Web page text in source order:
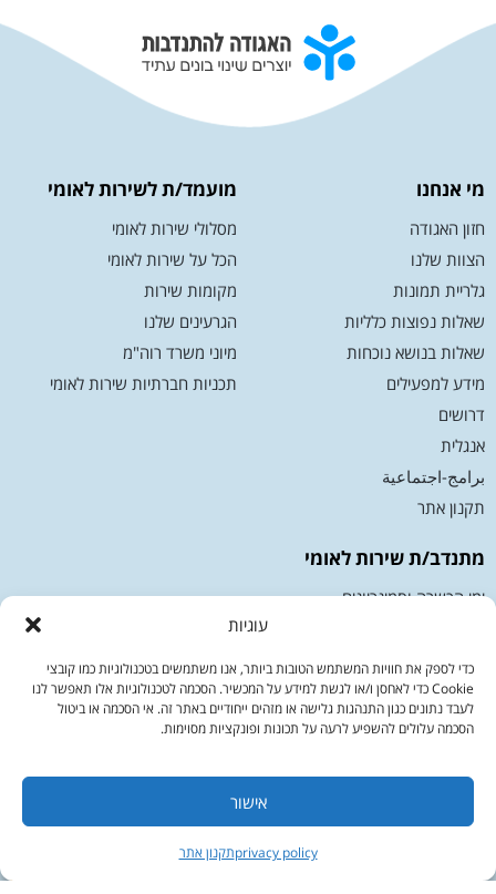
עוגיות
כדי לספק את חוויות המשתמש הטובות ביותר, אנו משתמשים בטכנולוגיות כמו קובצי
Cookie כדי לאחסן ו/או לגשת למידע על המכשיר. הסכמה לטכנולוגיות אלו תאפשר לנו
לעבד נתונים כגון התנהגות גלישה או מזהים ייחודיים באתר זה. אי הסכמה או ביטול
הסכמה עלולים להשפיע לרעה על תכונות ופונקציות מסוימות.
אישור
privacy policyתקנון אתר
מי אנחנו
חזון האגודה
הצוות שלנו
גלריית תמונות
שאלות נפוצות כלליות
שאלות בנושא נוכחות
מידע למפעילים
דרושים
אנגלית
برامج-اجتماعية
תקנון אתר
מועמד/ת לשירות לאומי
מסלולי שירות לאומי
הכל על שירות לאומי
מקומות שירות
הגרעינים שלנו
מיוני משרד רוה"מ
תכניות חברתיות שירות לאומי
מתנדב/ת שירות לאומי
ימי הכשרה וסמינריונים
מיצוי זכויות בוגר/ת
צרו קשר